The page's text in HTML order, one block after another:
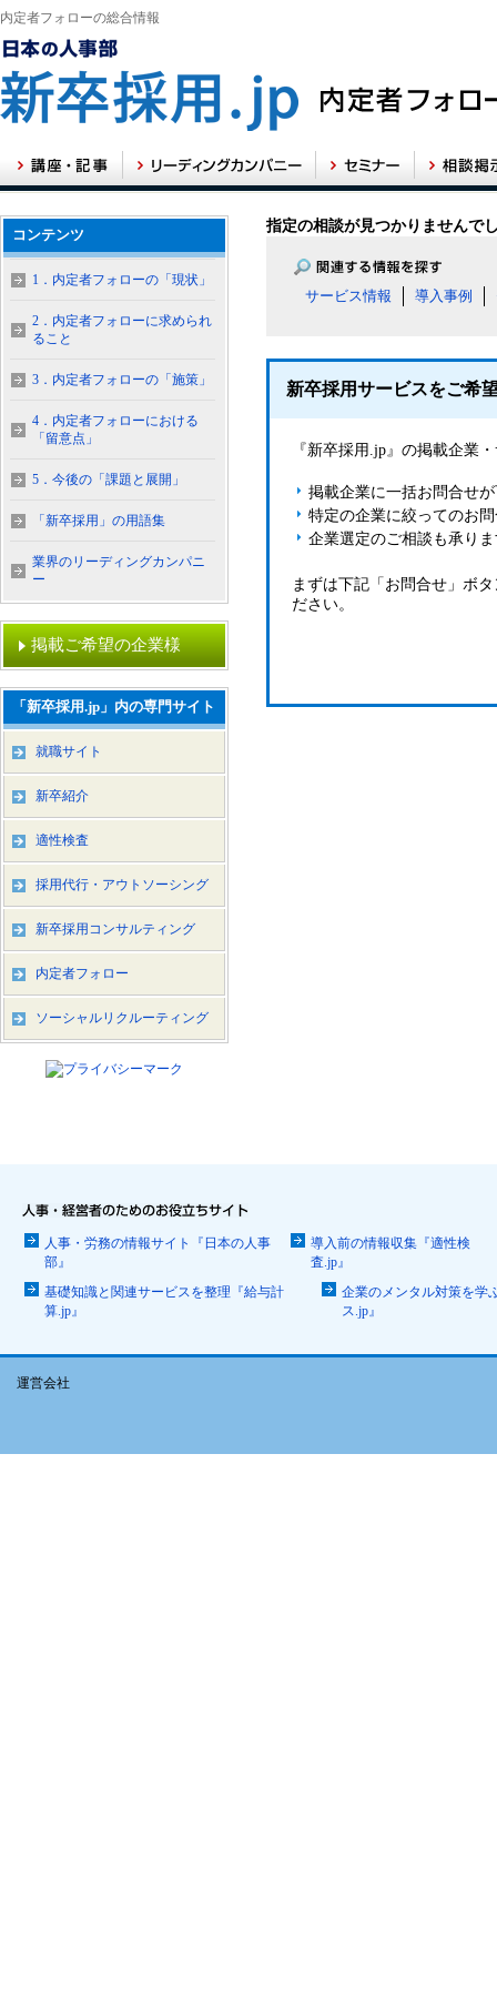
内定者フォローの総合情報
指定の相談が見つかりませんで
サービス情報 導入事例
新卒採用サービスをご希
『新卒採用.jp』の掲載企業
掲載企業に一括お問合せ
特定の企業に絞ってのお
企業選定のご相談も承り
まずは下記「お問合せ」ボ
ださい。
コンテンツ
1．内定者フォローの「現状」
2．内定者フォローに求められ
ること
3．内定者フォローの「施策」
4．内定者フォローにおける
「留意点」
5．今後の「課題と展開」
「新卒採用」の用語集
業界のリーディングカンパニ
ー
掲載ご希望の企業様
「新卒採用.jp」内の専門サイト
就職サイト
新卒紹介
適性検査
採用代行・アウトソーシング
新卒採用コンサルティング
内定者フォロー
ソーシャルリクルーティング
人事・労務の情報サイト『日本の人事
部』
導入前の情報収集『適性検
査.jp』
基礎知識と関連サービスを整理『給与計
算.jp』
企業のメンタル対策を学
ス.jp』
運営会社